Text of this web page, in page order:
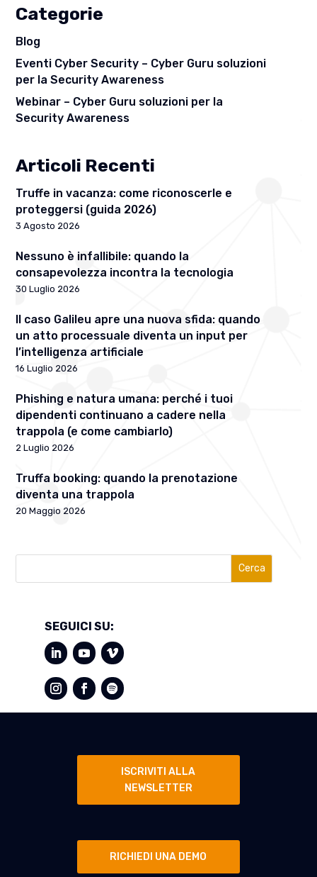
Categorie
Blog
Eventi Cyber Security – Cyber Guru soluzioni
per la Security Awareness
Webinar – Cyber Guru soluzioni per la
Security Awareness
Articoli Recenti
Truffe in vacanza: come riconoscerle e
proteggersi (guida 2026)
3 Agosto 2026
Nessuno è infallibile: quando la
consapevolezza incontra la tecnologia
30 Luglio 2026
Il caso Galileu apre una nuova sfida: quando
un atto processuale diventa un input per
l’intelligenza artificiale
16 Luglio 2026
Phishing e natura umana: perché i tuoi
dipendenti continuano a cadere nella
trappola (e come cambiarlo)
2 Luglio 2026
Truffa booking: quando la prenotazione
diventa una trappola
20 Maggio 2026
Cerca
SEGUICI SU:
ISCRIVITI ALLA
NEWSLETTER
RICHIEDI UNA DEMO